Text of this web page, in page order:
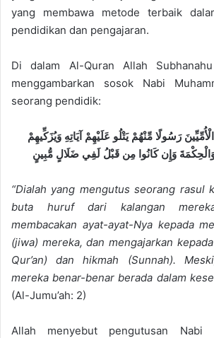
yang membawa metode terbaik
pendidikan dan pengajaran.
Di dalam Al-Quran Allah
menggambarkan sosok Nabi
seorang pendidik:
رَسُولًا مِّنْهُمْ يَتْلُو عَلَيْهِمْ آيَاتِهِ وَيُزَكِّيهِمْ
وَإِن كَانُوا مِن قَبْلُ لَفِي ضَلَالٍ مُّبِينٍ
“Dialah yang mengutus seorang rasul
buta huruf dari kalangan
membacakan ayat-ayat-Nya kepada
(jiwa) mereka, dan mengajarkan
Qur’an) dan hikmah (Sunnah).
mereka benar-benar berada dalam
(Al-Jumu’ah: 2)
Allah menyebut pengutusan Nabi